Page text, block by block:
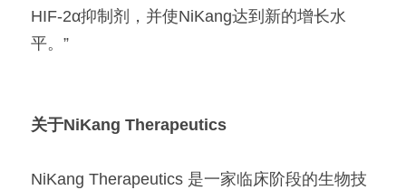
HIF-2α抑制剂，并使NiKang达到新的增长水
平。”
关于NiKang Therapeutics
NiKang Therapeutics 是一家临床阶段的生物技